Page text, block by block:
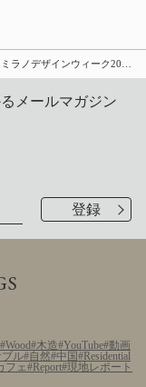
るメールマガジン
Wood 木造 YouTube 動画
ル 自然 中国
Residential
フェ Report 現地レポート